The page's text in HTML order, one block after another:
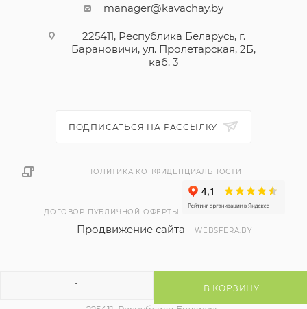
В КОРЗИНУ
manager@kavachay.by
225411, Республика Беларусь, г.
Барановичи, ул. Пролетарская, 2Б,
каб. 3
ПОДПИСАТЬСЯ НА РАССЫЛКУ
ПОЛИТИКА КОНФИДЕНЦИАЛЬНОСТИ
ДОГОВОР ПУБЛИЧНОЙ ОФЕРТЫ
Продвижение сайта -WEBSFERA.BY
2026 © ЧТУП "РЭЙВБЕЛ"